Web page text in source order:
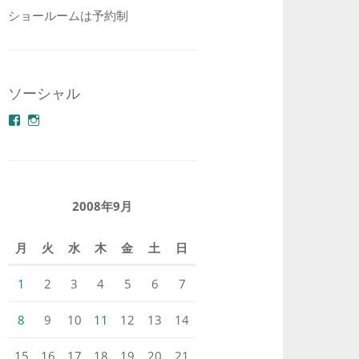
ショールームは予約制
ソーシャル
azuminonoie
を
表
derakoubou
を
表
2008年9月
月 火 水 木 金 土 日
1 2 3 4 5 6 7
8 9 10 11 12 13 14
15 16 17 18 19 20 21